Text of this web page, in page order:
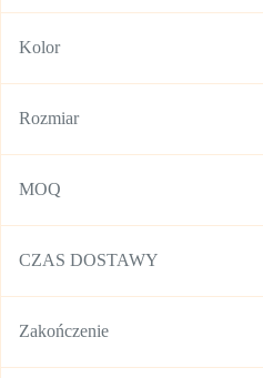
Kolor
Rozmiar
MOQ
CZAS DOSTAWY
Zakończenie